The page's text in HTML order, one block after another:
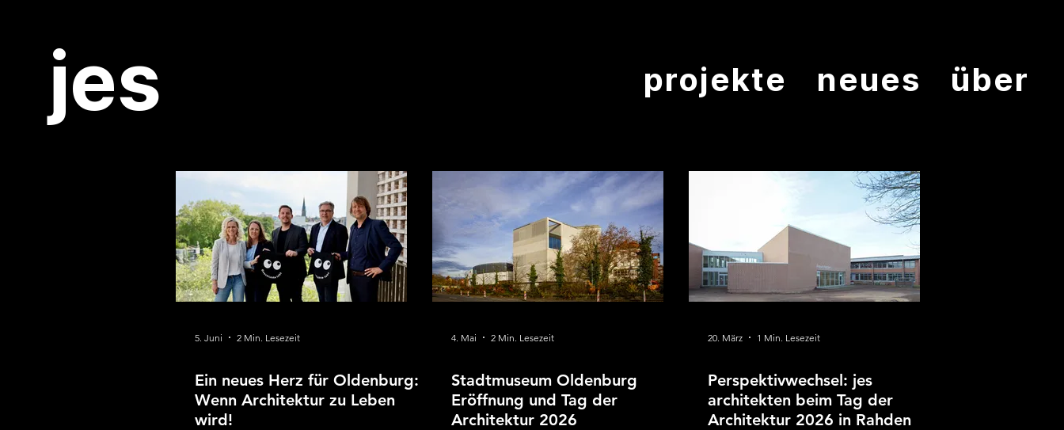
jes projekte neues über
5. Juni 2 Min. Lesezeit
Ein neues Herz für Oldenburg:
Wenn Architektur zu Leben
wird!
4. Mai 2 Min. Lesezeit
Stadtmuseum Oldenburg
Eröffnung und Tag der
Architektur 2026
20. März 1 Min. Lesezeit
Perspektivwechsel: jes
architekten beim Tag der
Architektur 2026 in Rahden